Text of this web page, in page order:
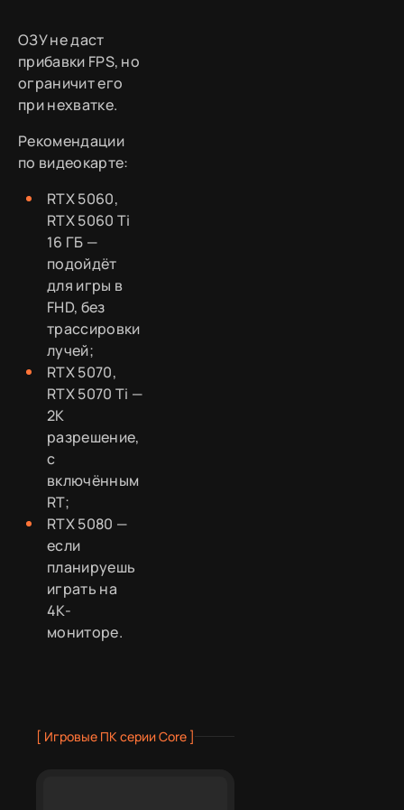
ОЗУ не даст
прибавки FPS, но
ограничит его
при нехватке.
Рекомендации
по видеокарте:
RTX 5060,
RTX 5060 Ti
16 ГБ —
подойдёт
для игры в
FHD, без
трассировки
лучей;
RTX 5070,
RTX 5070 Ti —
2K
разрешение,
с
включённым
RT;
RTX 5080 —
если
планируешь
играть на
4K-
мониторе.
[ Игровые ПК серии Core ]